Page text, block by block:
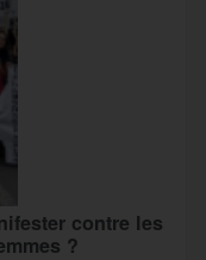
contre les
?